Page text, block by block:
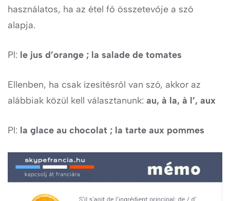
használatos, ha az étel fő összetevője a szó
alapja.
Pl: le jus d’orange ; la salade de tomates
Ellenben, ha csak ízesítésről van szó, akkor az
alábbiak közül kell választanunk: au, à la, à l’, aux
Pl: la glace au chocolat ; la tarte aux pommes